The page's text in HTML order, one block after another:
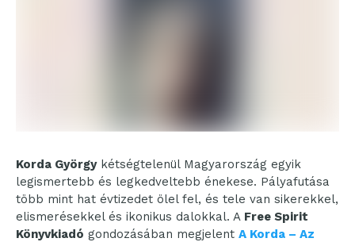
Korda Györgykétségtelenül Magyarország egyik
legismertebb és legkedveltebb énekese. Pályafutása
több mint hat évtizedet ölel fel, és tele van sikerekkel,
elismerésekkel és ikonikus dalokkal. A Free Spirit
Könyvkiadó gondozásában megjelent A Korda – Az